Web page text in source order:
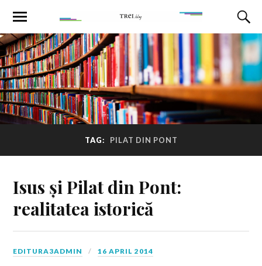
TAG: PILAT DIN PONT
Isus și Pilat din Pont:
realitatea istorică
EDITURA3ADMIN 16 APRIL 2014